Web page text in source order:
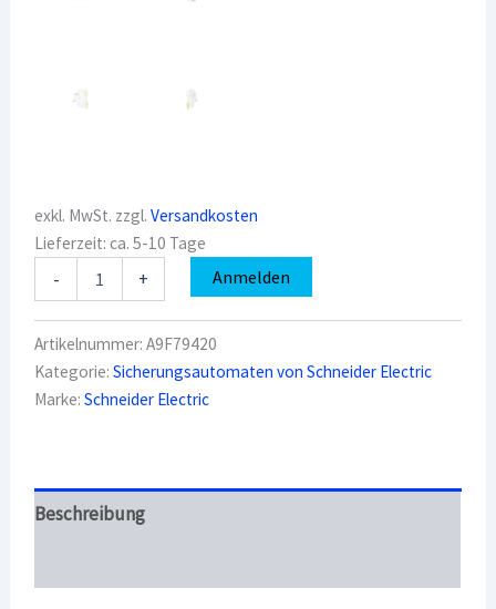
exkl. MwSt. zzgl.Versandkosten
Lieferzeit:ca. 5-10 Tage
-
(MCB)
Acti9
IC60N
-
-
6000A
+ Anmelden
Artikelnummer:A9F79420
Kategorie:Sicherungsautomaten von Schneider Electric
Marke:Schneider Electric
Beschreibung